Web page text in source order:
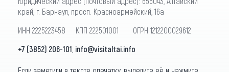
край, г. Барнаул, просп. Красноармейский, 16а
ИНН 2225223458 КПП 222501001 ОГРН 1212200029612
+7 (3852) 206-101 info@visitaltai.info